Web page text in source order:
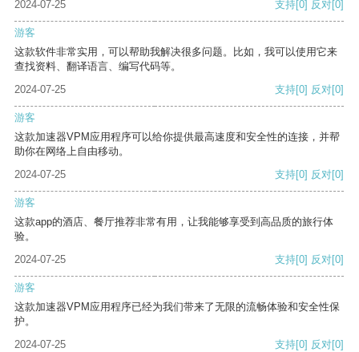
2024-07-25 支持[0] 反对[0]
游客
这款软件非常实用，可以帮助我解决很多问题。比如，我可以使用它来
查找资料、翻译语言、编写代码等。
2024-07-25
支持[0] 反对[0]
游客
这款加速器VPM应用程序可以给你提供最高速度和安全性的连接，并帮
助你在网络上自由移动。
2024-07-25
支持[0] 反对[0]
游客
这款app的酒店、餐厅推荐非常有用，让我能够享受到高品质的旅行体
验。
2024-07-25
支持[0] 反对[0]
游客
这款加速器VPM应用程序已经为我们带来了无限的流畅体验和安全性保
护。
2024-07-25
支持[0] 反对[0]